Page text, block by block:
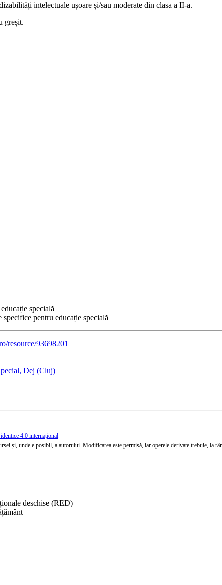
intelectuale ușoare și/sau moderate din clasa a II-a.
greșit.
specială
specifice pentru educație specială
resource/93698201
Dej (Cluj)
4.0 internațional
și, unde e posibil, a autorului. Modificarea este permisă, iar operele derivate trebuie, la
deschise (RED)